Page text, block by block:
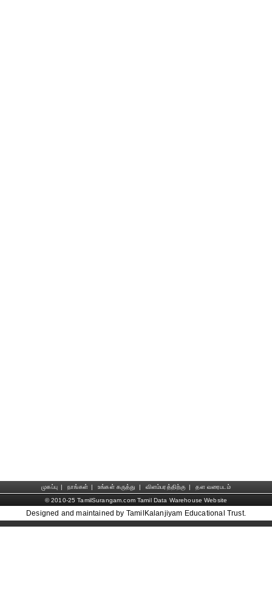
முகப்பு | நாங்கள் | உங்கள் கருத்து | விளம்பரத்திற்கு |
தள வரைபடம்
© 2010-25 TamilSurangam.com Tamil Data Warehouse Website
Designed and maintained by TamilKalanjiyam Educational Trust.